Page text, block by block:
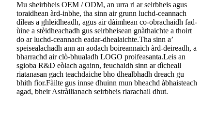
Mu sheirbheis OEM / ODM, an urra ri ar seirbheis agus
toraidhean àrd-inbhe, tha sinn air grunn luchd-ceannach
dìleas a ghleidheadh, agus air dàimhean co-obrachaidh fad-
ùine a stèidheachadh gus seirbheisean gnàthaichte a thoirt
do ar luchd-ceannach eadar-dhealaichte.Tha sinn a’
speisealachadh ann an aodach boireannaich àrd-deireadh, a
bharrachd air clò-bhualadh LOGO proifeasanta.Leis an
sgioba R&D eòlach againn, feuchaidh sinn ar dìcheall
riatanasan gach teachdaiche bho dhealbhadh dreach gu
bhith fìor.Fàilte gus innse dhuinn mun bheachd àbhaisteach
agad, bheir Astràilianach seirbheis riarachail dhut.